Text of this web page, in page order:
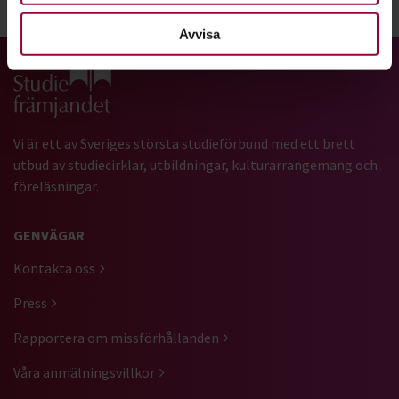
Avvisa
Dela: Facebook LinkedIn E-mail
Gå till studiefrämjandets startsida
Vi är ett av Sveriges största studieförbund med ett brett
utbud av studiecirklar, utbildningar, kulturarrangemang och
föreläsningar.
GENVÄGAR
Kontakta oss
Press
Rapportera om missförhållanden
Våra anmälningsvillkor